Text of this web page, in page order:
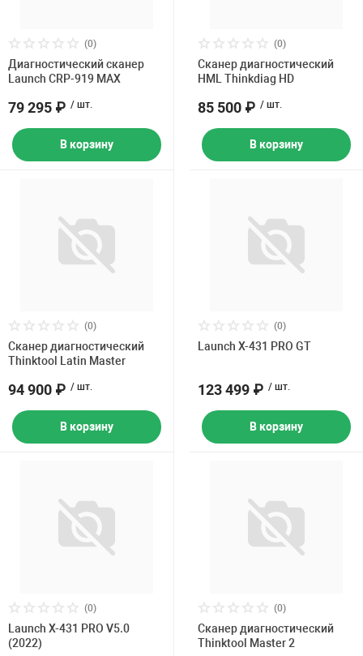
(0)
Диагностический сканер
Launch CRP-919 MAX
79 295 ₽ / шт.
В корзину
(0)
Сканер диагностический
HML Thinkdiag HD
85 500 ₽ / шт.
В корзину
(0)
Сканер диагностический
Thinktool Latin Master
94 900 ₽ / шт.
В корзину
(0)
Launch X-431 PRO GT
123 499 ₽ / шт.
В корзину
(0)
Launch X-431 PRO V5.0
(2022)
(0)
Сканер диагностический
Thinktool Master 2